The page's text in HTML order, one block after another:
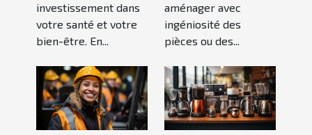
investissement dans
votre santé et votre
bien-être. En...
aménager avec
ingéniosité des
pièces ou des...